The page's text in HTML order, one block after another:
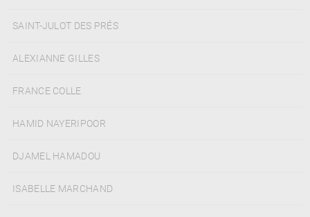
SAINT-JULOT DES PRÉS
ALEXIANNE GILLES
FRANCE COLLE
HAMID NAYERIPOOR
DJAMEL HAMADOU
ISABELLE MARCHAND